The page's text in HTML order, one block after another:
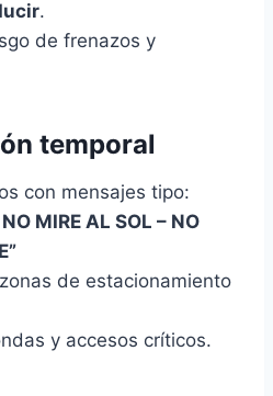
.
de frenazos y
temporal
con mensajes tipo:
MIRE AL SOL – NO
de estacionamiento
y accesos críticos.